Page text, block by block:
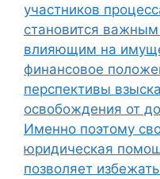
участников
становится
влияющим на
финансовое
перспективы
освобождения от
Именно поэтому
юридическая
позволяет